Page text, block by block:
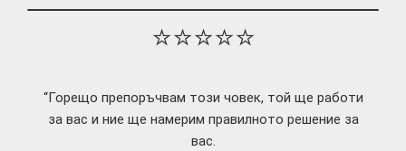
⭐⭐⭐⭐⭐
“Горещо препоръчвам този човек, той ще работи
за вас и ние ще намерим правилното решение за
вас.